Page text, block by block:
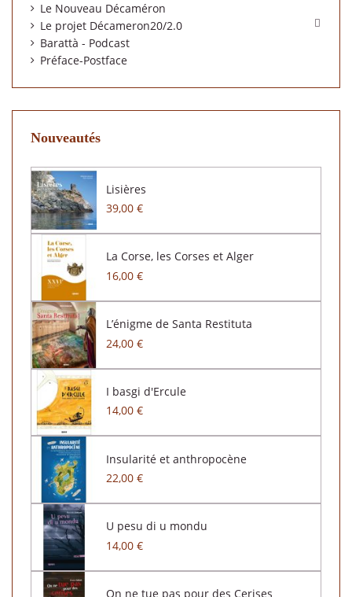
Le Nouveau Décaméron
Le projet Décameron20/2.0

Barattà - Podcast
Préface-Postface
Nouveautés
Lisières
39,00 €
La Corse, les Corses et Alger
16,00 €
L’énigme de Santa Restituta
24,00 €
I basgi d'Ercule
14,00 €
Insularité et anthropocène
22,00 €
U pesu di u mondu
14,00 €
On ne tue pas pour des Cerises